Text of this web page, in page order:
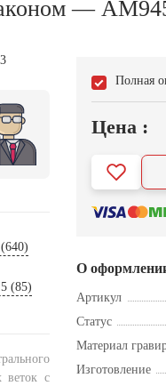
—
(85)
веток с
Полная
Цена :
О
Артикул
Статус
Материал
Изготовление